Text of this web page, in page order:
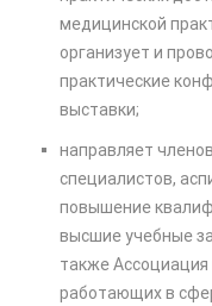
медицинской
организует и
практические
выставки;
направляет
специалистов,
повышение
высшие учебные
также
работающих в